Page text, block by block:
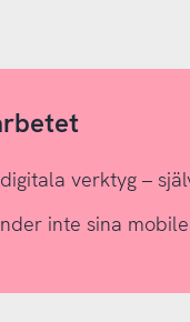
verktyg –
inte sina